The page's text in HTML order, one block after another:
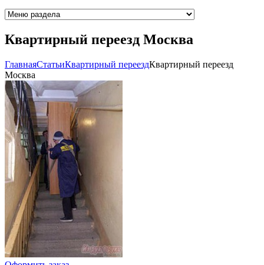
Квартирный переезд Москва
ГлавнаяCтатьиКвартирный переездКвартирный переезд
Москва